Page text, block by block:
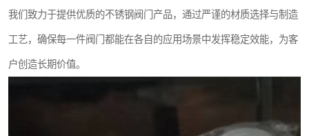
我们致力于提供优质的不锈钢阀门产品，通过严谨的材质选择与制造
工艺，确保每一件阀门都能在各自的应用场景中发挥稳定效能，为客
户创造长期价值。